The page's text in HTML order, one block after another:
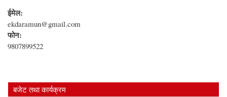
ईमेल:
ekdaramun@gmail.com
फोन:
9807899522
बजेट तथा कार्यक्रम